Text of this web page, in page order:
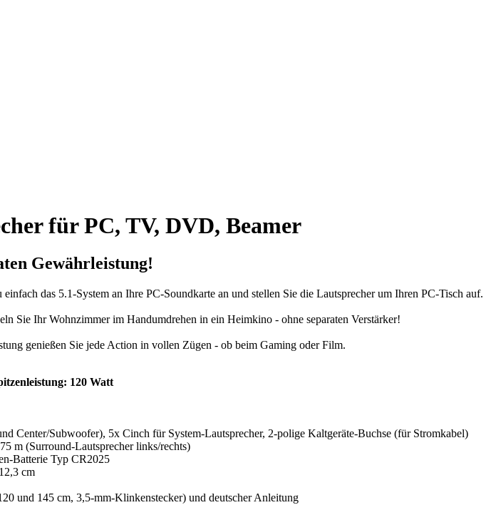
für PC, TV, DVD, Beamer
Gewährleistung!
das 5.1-System an Ihre PC-Soundkarte an und stellen Sie die Lautsprecher um Ihren PC-Tisch auf.
Sie Ihr Wohnzimmer im Handumdrehen in ein Heimkino - ohne separaten Verstärker!
genießen Sie jede Action in vollen Zügen - ob beim Gaming oder Film.
120 Watt
Center/Subwoofer), 5x Cinch für System-Lautsprecher, 2-polige Kaltgeräte-Buchse (für Stromkabel)
m (Surround-Lautsprecher links/rechts)
Batterie Typ CR2025
cm
und 145 cm, 3,5-mm-Klinkenstecker) und deutscher Anleitung